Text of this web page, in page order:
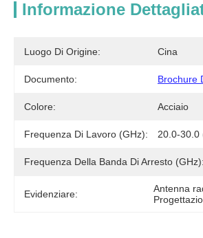
Informazione
Luogo Di Origine: Cina
Documento: Brochure
Colore: Acciaio
Frequenza Di Lavoro (GHz): 20.0-30.0
Frequenza Della Banda Di Arresto (GHz):
Evidenziare: Antenna